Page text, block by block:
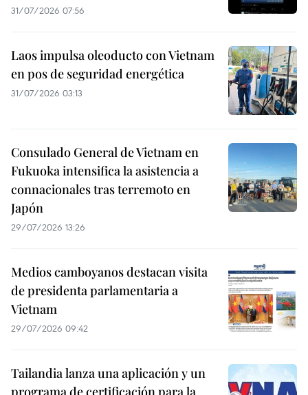
31/07/2026 07:56
Laos impulsa oleoducto con Vietnam
en pos de seguridad energética
31/07/2026 03:13
Consulado General de Vietnam en
Fukuoka intensifica la asistencia a
connacionales tras terremoto en
Japón
29/07/2026 13:26
Medios camboyanos destacan visita
de presidenta parlamentaria a
Vietnam
29/07/2026 09:42
Tailandia lanza una aplicación y un
programa de certificación para la